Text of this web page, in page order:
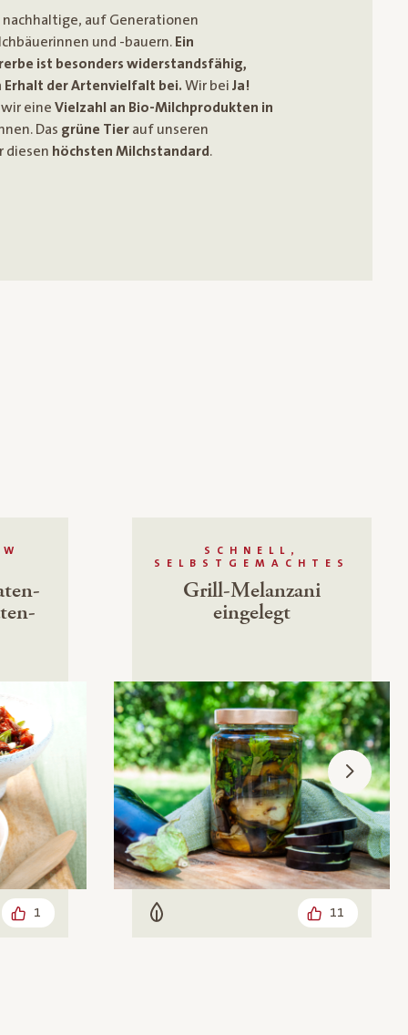
auf Generationen
und -bauern. Ein
ist besonders widerstandsfähig,
Erhalt der Artenvielfalt bei. Wir bei Ja!
eine Vielzahl an Bio-Milchprodukten in
Das grüne Tier auf unseren
diesen höchsten Milchstandard.
1
SCHNELL,
SELBSTGEMACHTES
Grill-Melanzani
eingelegt
Vegetarisch 11